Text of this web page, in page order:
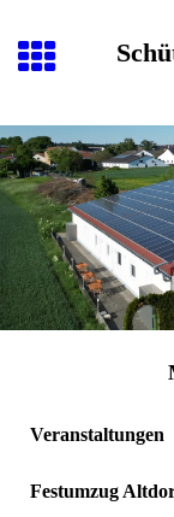
Veranstaltungen
Festumzug